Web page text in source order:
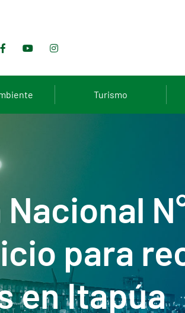
Turismo
para
en Itapúa